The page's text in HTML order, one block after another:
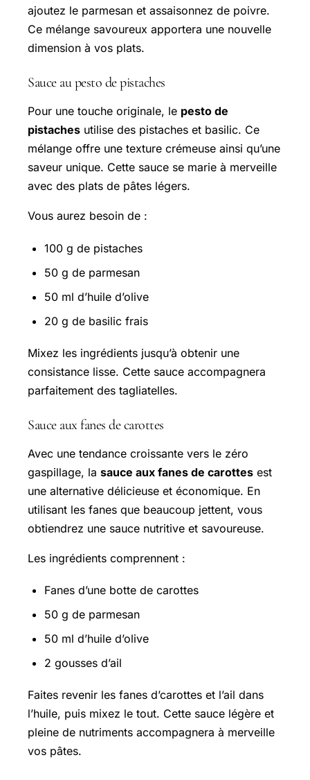
ajoutez le parmesan et assaisonnez de poivre.
Ce mélange savoureux apportera une nouvelle
dimension à vos plats.
Sauce au pesto de pistaches
Pour une touche originale, le pesto de
pistaches utilise des pistaches et basilic. Ce
mélange offre une texture crémeuse ainsi qu’une
saveur unique. Cette sauce se marie à merveille
avec des plats de pâtes légers.
Vous aurez besoin de :
100 g de pistaches
50 g de parmesan
50 ml d’huile d’olive
20 g de basilic frais
Mixez les ingrédients jusqu’à obtenir une
consistance lisse. Cette sauce accompagnera
parfaitement des tagliatelles.
Sauce aux fanes de carottes
Avec une tendance croissante vers le zéro
gaspillage, la sauce aux fanes de carottes est
une alternative délicieuse et économique. En
utilisant les fanes que beaucoup jettent, vous
obtiendrez une sauce nutritive et savoureuse.
Les ingrédients comprennent :
Fanes d’une botte de carottes
50 g de parmesan
50 ml d’huile d’olive
2 gousses d’ail
Faites revenir les fanes d’carottes et l’ail dans
l’huile, puis mixez le tout. Cette sauce légère et
pleine de nutriments accompagnera à merveille
vos pâtes.